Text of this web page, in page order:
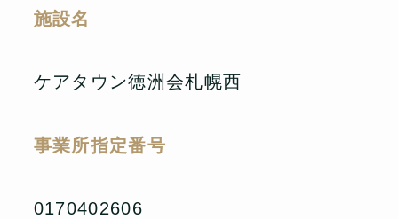
施設名
ケアタウン徳洲会札幌西
事業所指定番号
0170402606